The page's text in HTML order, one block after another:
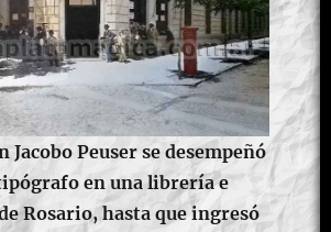
Jacobo Peuser se desempeñó
en una librería e
Rosario, hasta que ingresó